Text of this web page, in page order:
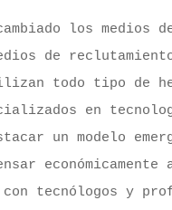
los medios
de
todo tipo de
en
un modelo
con tecnólogos y